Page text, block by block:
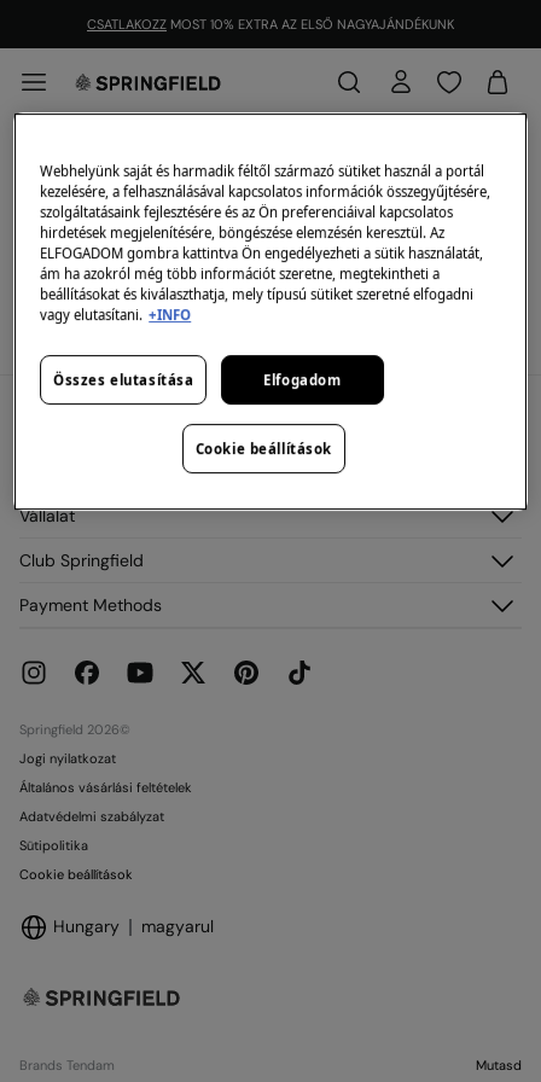
CSATLAKOZZ MOST 10% EXTRA AZ ELSŐ NAGYAJÁNDÉKUNK
Postcode / City
List
Címeim
Szállítás
Aktuális promóciók
Ajándékkártya
Vállalat
Franchise
Sajtó
Üzletek
Club Springfield
Csatlakozz most
Payment Methods
Springfield 2026©
Jogi nyilatkozat
Általános vásárlási feltételek
Adatvédelmi szabályzat
Sütipolitika
Cookie beállítások
Hungary magyarul
Brands Tendam Mutasd
Webhelyünk saját és harmadik féltől származó sütiket használ a portál
kezelésére, a felhasználásával kapcsolatos információk összegyűjtésére,
szolgáltatásaink fejlesztésére és az Ön preferenciáival kapcsolatos
hirdetések megjelenítésére, böngészése elemzésén keresztül. Az
ELFOGADOM gombra kattintva Ön engedélyezheti a sütik használatát,
ám ha azokról még több információt szeretne, megtekintheti a
beállításokat és kiválaszthatja, mely típusú sütiket szeretné elfogadni
vagy elutasítani. +INFO
Összes elutasítása Elfogadom
Cookie beállítások